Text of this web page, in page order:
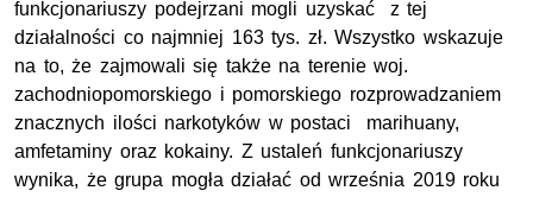
funkcjonariuszy podejrzani mogli uzyskać z tej
działalności co najmniej 163 tys. zł. Wszystko wskazuje
na to, że zajmowali się także na terenie woj.
zachodniopomorskiego i pomorskiego rozprowadzaniem
znacznych ilości narkotyków w postaci marihuany,
amfetaminy oraz kokainy. Z ustaleń funkcjonariuszy
wynika, że grupa mogła działać od września 2019 roku